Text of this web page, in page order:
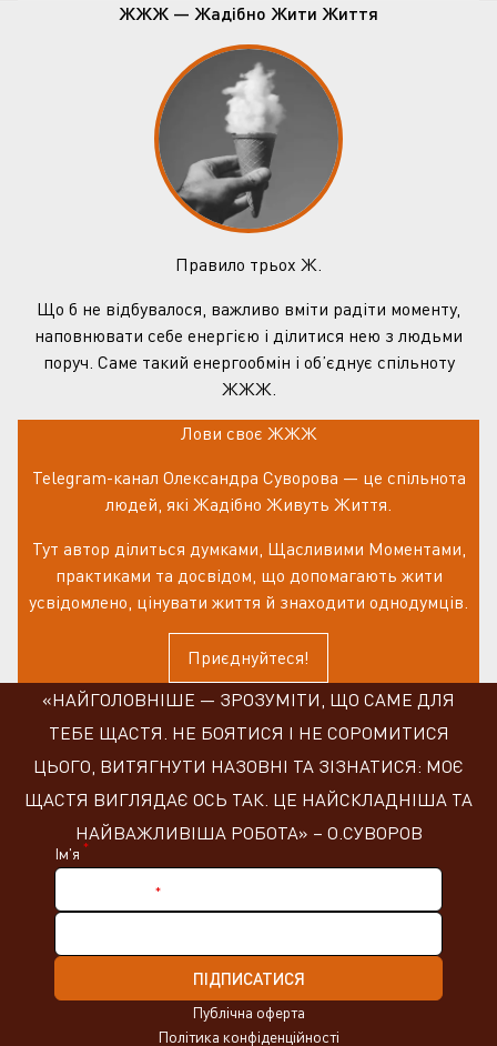
ЖЖЖ — Жадібно Жити Життя
Правило трьох Ж.
Що б не відбувалося, важливо вміти радіти моменту,
наповнювати себе енергією і ділитися нею з людьми
поруч. Саме такий енергообмін і об’єднує спільноту
ЖЖЖ.
Лови своє ЖЖЖ
Telegram-канал Олександра Суворова — це спільнота
людей, які Жадібно Живуть Життя.
Тут автор ділиться думками, Щасливими Моментами,
практиками та досвідом, що допомагають жити
усвідомлено, цінувати життя й знаходити однодумців.
Приєднуйтеся!
«НАЙГОЛОВНІШЕ — ЗРОЗУМІТИ, ЩО САМЕ ДЛЯ
ТЕБЕ ЩАСТЯ. НЕ БОЯТИСЯ І НЕ СОРОМИТИСЯ
ЦЬОГО, ВИТЯГНУТИ НАЗОВНІ ТА ЗІЗНАТИСЯ: МОЄ
ЩАСТЯ ВИГЛЯДАЄ ОСЬ ТАК. ЦЕ НАЙСКЛАДНІША ТА
НАЙВАЖЛИВІША РОБОТА» – О.СУВОРОВ
Публічна оферта
Політика конфіденційності
Ім'я *
*
ПІДПИСАТИСЯ